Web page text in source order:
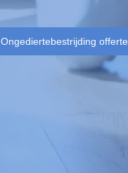
Ongediertebestrijding offerte